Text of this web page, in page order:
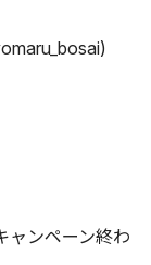
ャンペーン終わ